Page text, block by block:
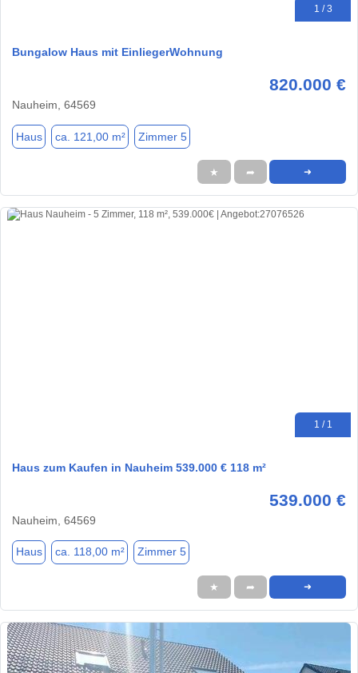
1 / 3
Bungalow Haus mit EinliegerWohnung
820.000 €
Nauheim, 64569
Haus ca. 121,00 m² Zimmer 5
★ ➦ ➜
1 / 1
Haus zum Kaufen in Nauheim 539.000 € 118 m²
539.000 €
Nauheim, 64569
Haus ca. 118,00 m² Zimmer 5
★ ➦ ➜